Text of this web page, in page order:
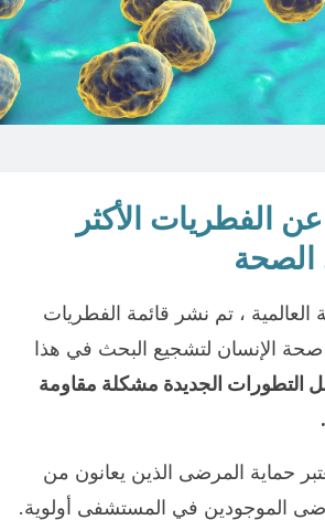
الفطريات الأكثر
، تم نشر قائمة الفطريات
الإنسان لتشجيع البحث في هذا
التطورات الجديدة مشكلة مقاومة
حماية المرضى الذين يعانون من
الموجودين في المستشفى أولوية.